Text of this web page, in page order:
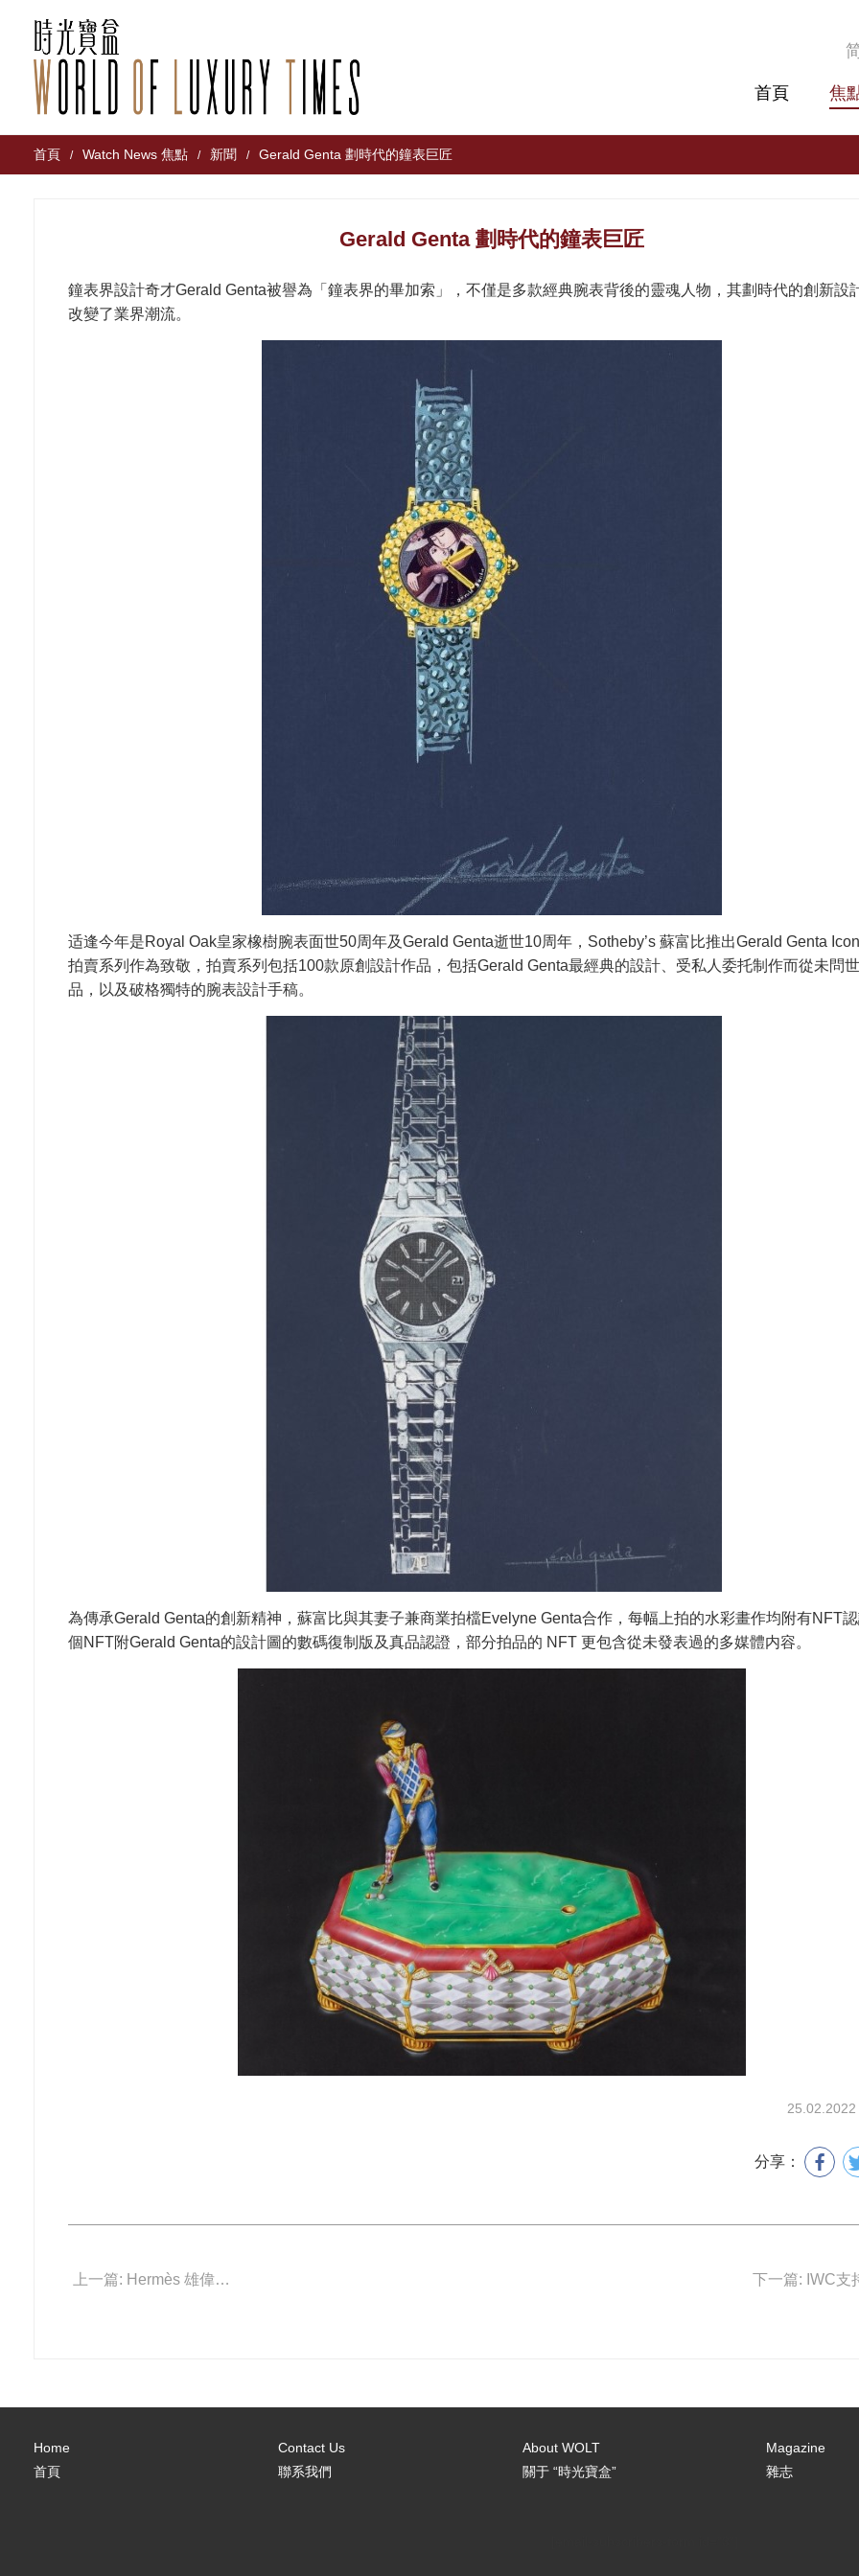
首頁 焦
首頁 / Watch News 焦點 / 新聞 / Gerald Genta 劃時代的鐘表巨匠
Gerald Genta 劃時代的鐘表巨匠
鐘表界設計奇才Gerald Genta被譽為「鐘表界的畢加索」，不僅是多款經典腕表背後的靈魂人物，其劃時代的創新設
改變了業界潮流。
适逢今年是Royal Oak皇家橡樹腕表面世50周年及Gerald Genta逝世10周年，Sotheby’s 蘇富比推出Gerald Genta
拍賣系列作為致敬，拍賣系列包括100款原創設計作品，包括Gerald Genta最經典的設計、受私人委托制作而從未問
品，以及破格獨特的腕表設計手稿。
為傳承Gerald Genta的創新精神，蘇富比與其妻子兼商業拍檔Evelyne Genta合作，每幅上拍的水彩畫作均附有NFT
個NFT附Gerald Genta的設計圖的數碼復制版及真品認證，部分拍品的 NFT 更包含從未發表過的多媒體内容。
25.02.2022
分享：
上一篇: Hermès 雄偉獅王向你問好
Home
首頁
Contact Us
聯系我們
About WOLT
關于 “時光寶盒”
Magazine
雜志